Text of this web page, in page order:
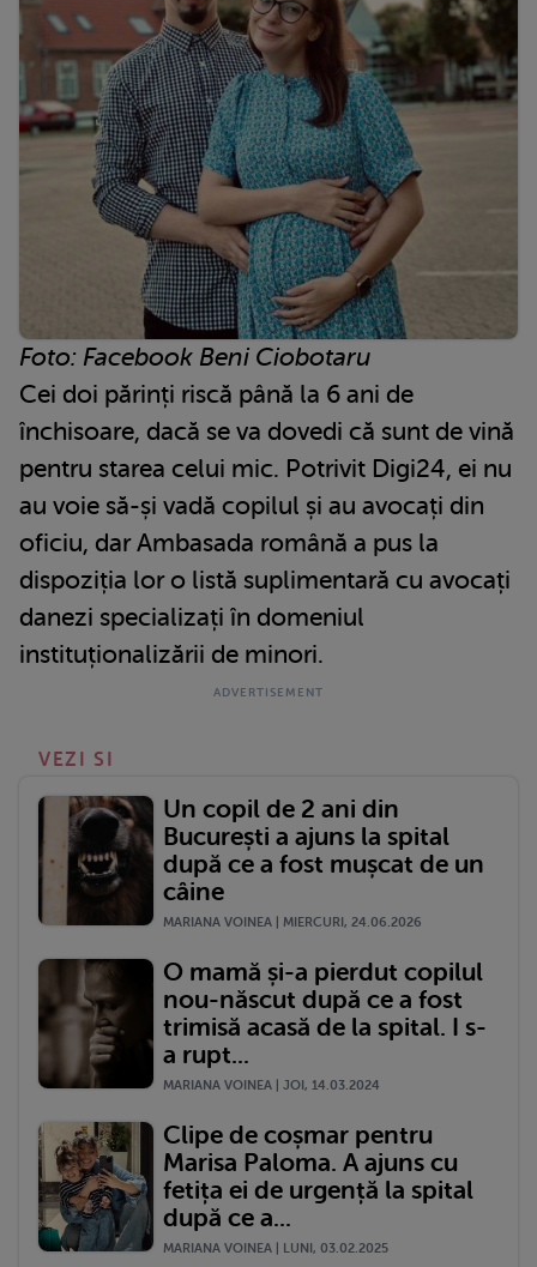
Foto: Facebook Beni Ciobotaru
Cei doi părinți riscă până la 6 ani de
închisoare, dacă se va dovedi că sunt de vină
pentru starea celui mic. Potrivit Digi24, ei nu
au voie să-și vadă copilul și au avocați din
oficiu, dar Ambasada română a pus la
dispoziția lor o listă suplimentară cu avocați
danezi specializați în domeniul
instituționalizării de minori.
VEZI SI
Un copil de 2 ani din
București a ajuns la spital
după ce a fost mușcat de un
câine
MARIANA VOINEA | MIERCURI, 24.06.2026
O mamă și-a pierdut copilul
nou-născut după ce a fost
trimisă acasă de la spital. I s-
a rupt...
MARIANA VOINEA | JOI, 14.03.2024
Clipe de coșmar pentru
Marisa Paloma. A ajuns cu
fetița ei de urgență la spital
după ce a...
MARIANA VOINEA | LUNI, 03.02.2025